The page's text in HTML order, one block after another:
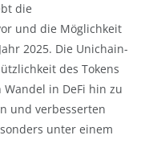
die
und die Möglichkeit
2025. Die Unichain-
des Tokens
in DeFi hin zu
und verbesserten
unter einem